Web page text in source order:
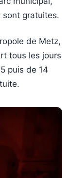
sont gratuites.
de Metz,
tous les jours
puis de 14